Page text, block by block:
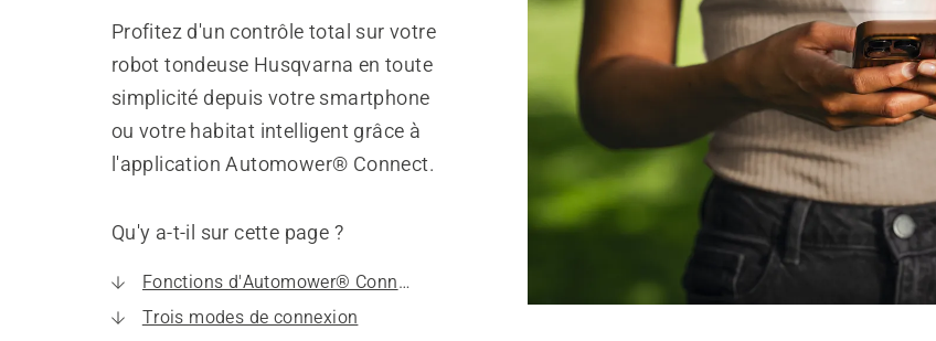
Profitez d'un contrôle total sur votre
robot tondeuse Husqvarna en toute
simplicité depuis votre smartphone
ou votre habitat intelligent grâce à
l'application Automower® Connect.
Qu'y a-t-il sur cette page ?
Fonctions d'Automower® Connect
Trois modes de connexion